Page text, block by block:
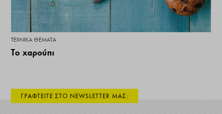
ΤΕΧΝΙΚΆ ΘΈΜΑΤΑ
Το χαρούπι
ΓΡΑΦΤΕΙΤΕ ΣΤΟ NEWSLETTER ΜΑΣ: